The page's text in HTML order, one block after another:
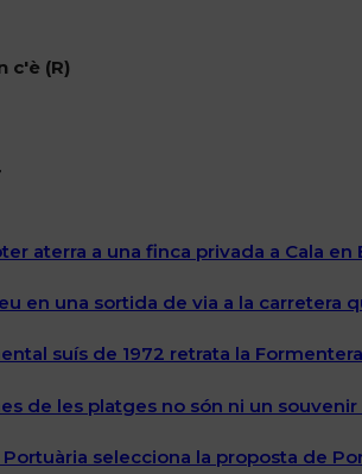
c'è (R)
aterra a una finca privada a Cala
en una sortida de via a la carretera
suís de 1972 retrata la
de les platges no són ni un
Portuària selecciona la proposta de